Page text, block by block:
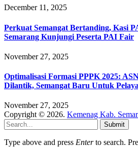
December 11, 2025
Perkuat Semangat Bertanding, Kasi
Semarang Kunjungi Peserta PAI Fair
November 27, 2025
Optimalisasi Formasi PPPK 2025:
Dilantik, Semangat Baru Untuk
November 27, 2025
Copyright © 2026. Kemenag Kab.
Submit
Type above and press Enterto search.